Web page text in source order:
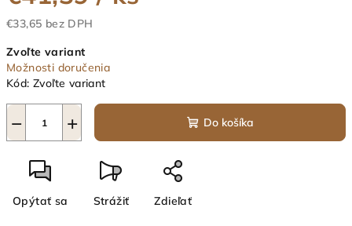
€33,65 bez DPH
cena:
Zvoľte variant
Možnosti doručenia
Kód: Zvoľte variant
+
− Do košíka
Opýtať sa Strážiť Zdieľať